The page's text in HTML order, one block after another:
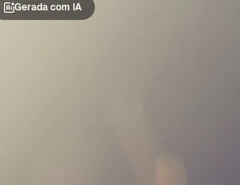
Gerada com IA